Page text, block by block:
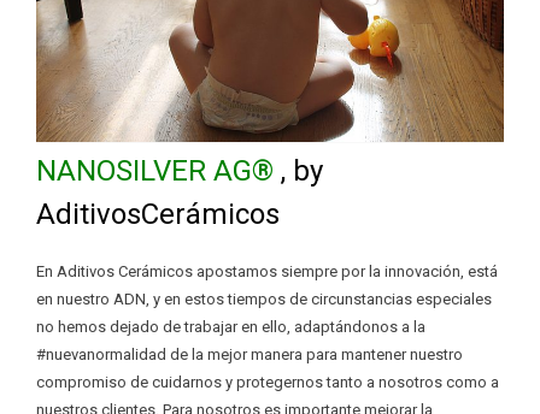
NANOSILVER AG® , by
AditivosCerámicos
En Aditivos Cerámicos apostamos siempre por la innovación, está
en nuestro ADN, y en estos tiempos de circunstancias especiales
no hemos dejado de trabajar en ello, adaptándonos a la
#nuevanormalidad de la mejor manera para mantener nuestro
compromiso de cuidarnos y protegernos tanto a nosotros como a
nuestros clientes. Para nosotros es importante mejorar la